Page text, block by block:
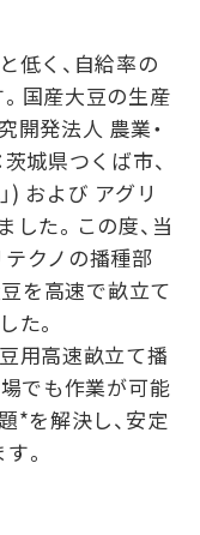
低く、自給率の
国産大豆の生産
開発法人 農業・
城県つくば市、
) および アグリ
した。この度、当
クノの播種部
を高速で畝立て
た。
用高速畝立て播
場でも作業が可能
*を解決し、安定
。